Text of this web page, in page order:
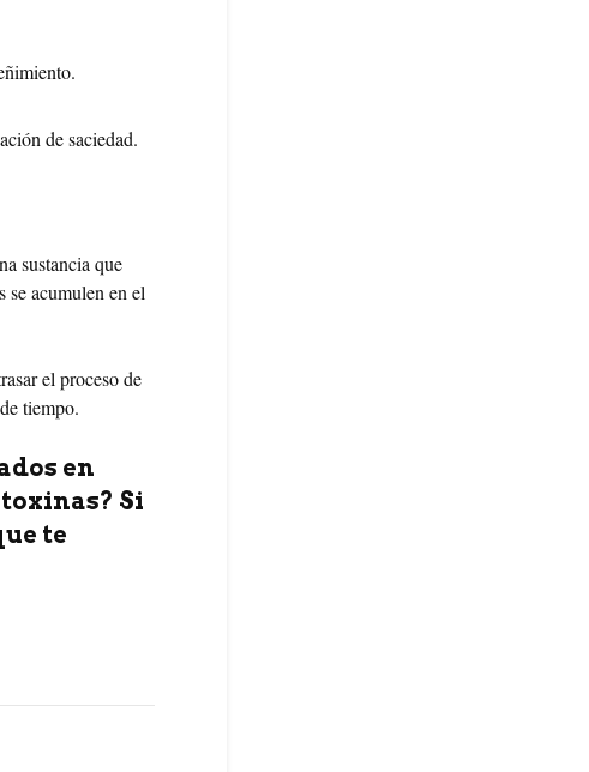
de saciedad.
sustancia que
se acumulen en el
el proceso de
tiempo.
en
Si
te